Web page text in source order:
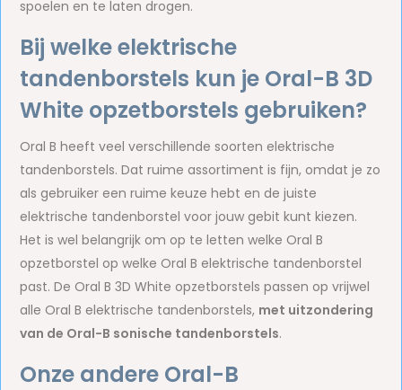
spoelen en te laten drogen.
Bij welke elektrische
tandenborstels kun je Oral-B 3D
White opzetborstels gebruiken?
Oral B heeft veel verschillende soorten elektrische
tandenborstels. Dat ruime assortiment is fijn, omdat je zo
als gebruiker een ruime keuze hebt en de juiste
elektrische tandenborstel voor jouw gebit kunt kiezen.
Het is wel belangrijk om op te letten welke Oral B
opzetborstel op welke Oral B elektrische tandenborstel
past. De Oral B 3D White opzetborstels passen op vrijwel
alle Oral B elektrische tandenborstels, met uitzondering
van de Oral-B sonische tandenborstels.
Onze andere Oral-B